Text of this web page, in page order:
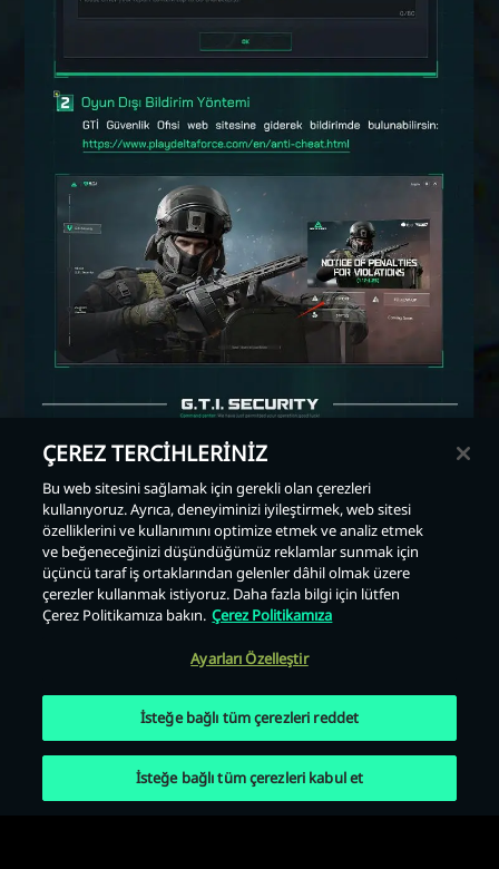
Geri
ÇEREZ TERCİHLERİNİZ
Bu web sitesini sağlamak için gerekli olan çerezleri
kullanıyoruz. Ayrıca, deneyiminizi iyileştirmek, web sitesi
özelliklerini ve kullanımını optimize etmek ve analiz etmek
ve beğeneceğinizi düşündüğümüz reklamlar sunmak için
üçüncü taraf iş ortaklarından gelenler dâhil olmak üzere
çerezler kullanmak istiyoruz. Daha fazla bilgi için lütfen
Çerez Politikamıza bakın. Çerez Politikamıza
Ayarları Özelleştir
İsteğe bağlı tüm çerezleri reddet
İsteğe bağlı tüm çerezleri kabul et